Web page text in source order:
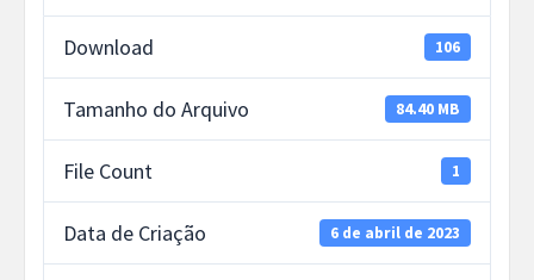
Download 106
Tamanho do Arquivo 84.40 MB
File Count 1
Data de Criação 6 de abril de 2023